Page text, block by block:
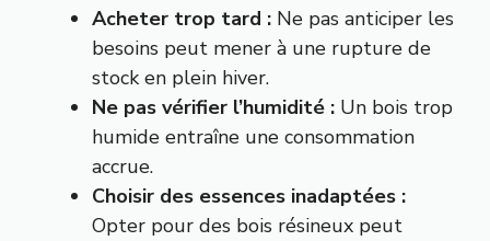
Acheter trop tard : Ne pas anticiper les
besoins peut mener à une rupture de
stock en plein hiver.
Ne pas vérifier l’humidité : Un bois trop
humide entraîne une consommation
accrue.
Choisir des essences inadaptées :
Opter pour des bois résineux peut